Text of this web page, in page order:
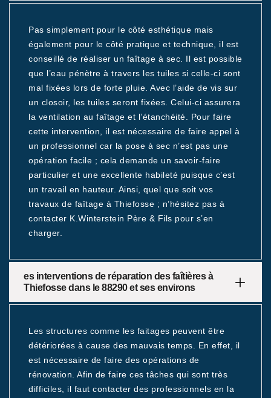
Pas simplement pour le côté esthétique mais
également pour le côté pratique et technique, il est
conseillé de réaliser un faîtage à sec. Il est possible
que l’eau pénètre à travers les tuiles si celle-ci sont
mal fixées lors de forte pluie. Avec l’aide de vis sur
un closoir, les tuiles seront fixées. Celui-ci assurera
la ventilation au faîtage et l’étanchéité. Pour faire
cette intervention, il est nécessaire de faire appel à
un professionnel car la pose à sec n’est pas une
opération facile ; cela demande un savoir-faire
particulier et une excellente habileté puisque c’est
un travail en hauteur. Ainsi, quel que soit vos
travaux de faîtage à Thiefosse ; n’hésitez pas à
contacter K.Winterstein Père & Fils pour s’en
charger.
es interventions de réparation des faîtières à
Thiefosse dans le 88290 et ses environs
Les structures comme les faitages peuvent être
détériorées à cause des mauvais temps. En effet, il
est nécessaire de faire des opérations de
rénovation. Afin de faire ces tâches qui sont très
difficiles, il faut contacter des professionnels en la